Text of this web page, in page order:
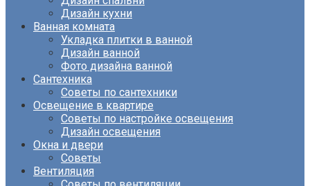
Дизайн кухни
Ванная комната
Укладка плитки в ванной
Дизайн ванной
Фото дизайна ванной
Сантехника
Советы по сантехники
Освещение в квартире
Советы по настройке освещения
Дизайн освещения
Окна и двери
Советы
Вентиляция